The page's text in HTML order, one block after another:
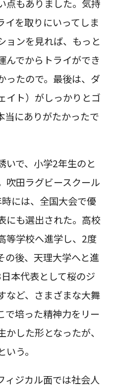
点もありました。気持
イを取りにいってしま
ョンを見れば、もっと
んでからトライができ
ったので。最後は、ダ
イト）がしっかりとゴ
当にありがたかったで
いで、小学2年生のと
吹田ラグビースクール
には、全国大会で優
にも選出された。高校
等学校へ進学し、2度
の後、天理大学へと進
本代表として桜のジ
など、さまざまな大舞
で培った精神力をリー
した形となったが、
う。
ィジカル面では社会人